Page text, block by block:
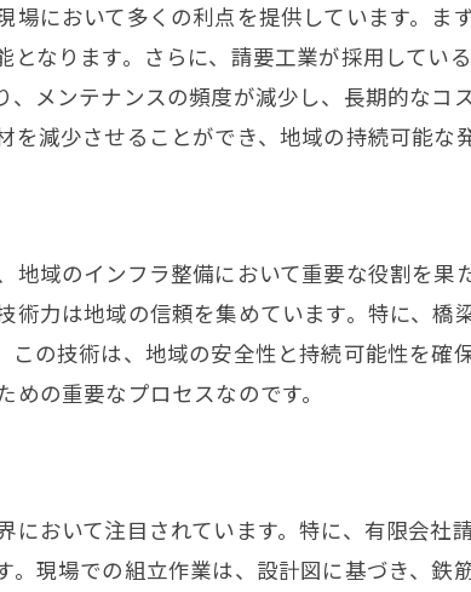
鉄筋施工による持続可能な未来
未来を見据えた鉄筋施工の重要性
施工技術が未来を形作る
鉄筋の技術が支えるインフラ
鉄筋技術が支える現代のインフラ
インフラ整備における鉄筋の役割
鉄筋技術で守るインフラの安全性
インフラの未来を築く鉄筋技術
門川町の鉄筋施工の特徴
において多くの利点を提供しています。ま
なります。さらに、請要工業が採用してい
メンテナンスの頻度が減少し、長期的なコ
減少させることができ、地域の持続可能な
域のインフラ整備において重要な役割を果
術力は地域の信頼を集めています。特に、橋
の技術は、地域の安全性と持続可能性を確
の重要なプロセスなのです。
おいて注目されています。特に、有限会社
現場での組立作業は、設計図に基づき、鉄